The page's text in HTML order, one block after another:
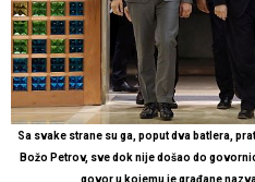
Sa svake strane su ga, poput dva batlera,
Božo Petrov, sve dok nije došao do
govor u kojemu je građane